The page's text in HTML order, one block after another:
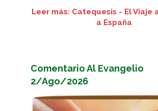
Leer más: Catequesis - El Viaje
a España
Comentario Al Evangelio
2/Ago/2026